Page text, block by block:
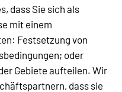
dass Sie sich als
mit einem
Festsetzung von
oder
Gebiete aufteilen. Wir
dass sie